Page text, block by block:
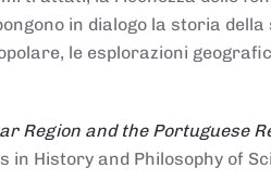
in dialogo la storia
le esplorazioni
Region and the Portuguese
in History and Philosophy of